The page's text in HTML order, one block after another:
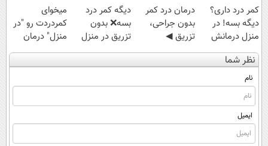
کمر درد داری؟
دیگه بسه! در
منزل درمانش
کن
(◀پرسش‌نامه)
درمان درد کمر
بدون جراحی،
تزریق ◀
پرسش‌نامه رو پر
کن ▶
دیگه کمر درد
بسه❌ بدون
تزریق در منزل
درمانش کن✅
◀پرسش‌نامه پر
میخوای
کمردردت رو "در
منزل" درمان
کنی؟ (◂فیلم +
◂پرسش‌نامه)
نظر شما
نام
ایمیل